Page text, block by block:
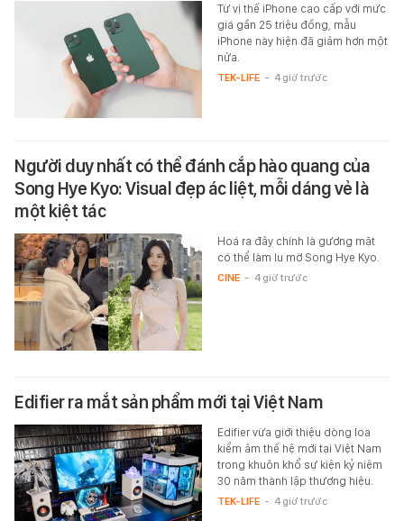
Từ vị thế iPhone cao cấp với mức
giá gần 25 triệu đồng, mẫu
iPhone này hiện đã giảm hơn một
nửa.
TEK-LIFE - 4 giờ trước
Người duy nhất có thể đánh cắp hào quang của
Song Hye Kyo: Visual đẹp ác liệt, mỗi dáng vẻ là
một kiệt tác
Hoá ra đây chính là gương mặt
có thể làm lu mờ Song Hye Kyo.
CINE - 4 giờ trước
Edifier ra mắt sản phẩm mới tại Việt Nam
Edifier vừa giới thiệu dòng loa
kiểm âm thế hệ mới tại Việt Nam
trong khuôn khổ sự kiện kỷ niệm
30 năm thành lập thương hiệu.
TEK-LIFE - 4 giờ trước